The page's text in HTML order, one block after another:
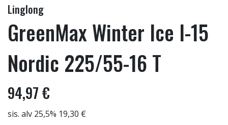
Linglong
GreenMax Winter Ice I-15
Nordic 225/55-16 T
94,97 €
sis. alv 25,5% 19,30 €